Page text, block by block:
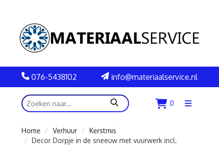
076-5438102 info@materiaalservice.nl
zoeken 0
Menu
Home
Verhuur
Kerstmis
Decor Dorpje in de sneeuw met vuurwerk incl.